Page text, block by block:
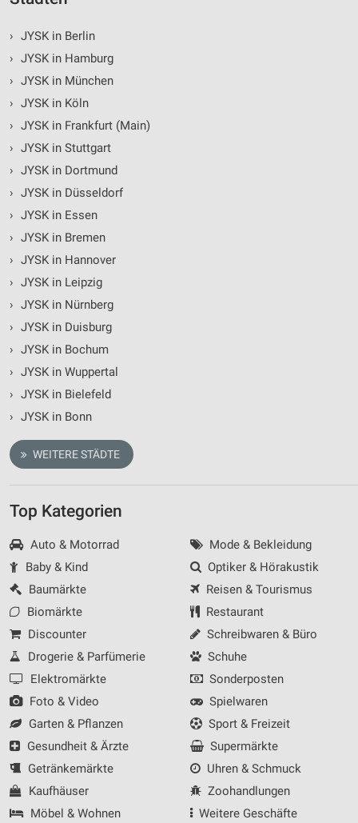
› JYSK in Berlin
› JYSK in Hamburg
› JYSK in München
› JYSK in Köln
› JYSK in Frankfurt (Main)
› JYSK in Stuttgart
› JYSK in Dortmund
› JYSK in Düsseldorf
› JYSK in Essen
› JYSK in Bremen
› JYSK in Hannover
› JYSK in Leipzig
› JYSK in Nürnberg
› JYSK in Duisburg
› JYSK in Bochum
› JYSK in Wuppertal
› JYSK in Bielefeld
› JYSK in Bonn
WEITERE STÄDTE
Top Kategorien
Auto & Motorrad
Baby & Kind
Baumärkte
Biomärkte
Discounter
Drogerie & Parfümerie
Elektromärkte
Foto & Video
Garten & Pflanzen
Gesundheit & Ärzte
Getränkemärkte
Kaufhäuser
Möbel & Wohnen
Mode & Bekleidung
Optiker & Hörakustik
Reisen & Tourismus
Restaurant
Schreibwaren & Büro
Schuhe
Sonderposten
Spielwaren
Sport & Freizeit
Supermärkte
Uhren & Schmuck
Zoohandlungen
Weitere Geschäfte